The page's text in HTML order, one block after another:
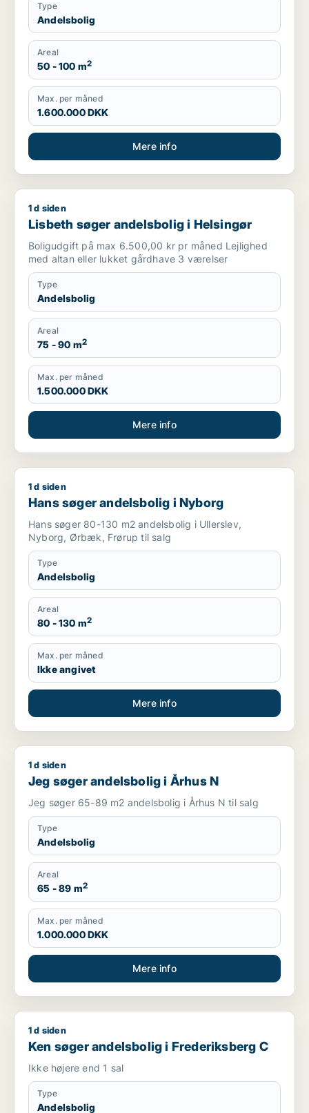
Type
Andelsbolig
Areal
50 - 100 m2
Max. per måned
1.600.000 DKK
Mere info
Lisbeth søger andelsbolig i Helsingør
1 d siden
Lisbeth søger andelsbolig i Helsingør
Boligudgift på max 6.500,00 kr pr måned Lejlighed
med altan eller lukket gårdhave 3 værelser
Type
Andelsbolig
Areal
75 - 90 m2
Max. per måned
1.500.000 DKK
Mere info
Hans søger andelsbolig i Nyborg
1 d siden
Hans søger andelsbolig i Nyborg
Hans søger 80-130 m2 andelsbolig i Ullerslev,
Nyborg, Ørbæk, Frørup til salg
Type
Andelsbolig
Areal
80 - 130 m2
Max. per måned
Ikke angivet
Mere info
Jeg søger andelsbolig i Århus N
1 d siden
Jeg søger andelsbolig i Århus N
Jeg søger 65-89 m2 andelsbolig i Århus N til salg
Type
Andelsbolig
Areal
65 - 89 m2
Max. per måned
1.000.000 DKK
Mere info
Ken søger andelsbolig i Frederiksberg C
1 d siden
Ken søger andelsbolig i Frederiksberg C
Ikke højere end 1 sal
Type
Andelsbolig